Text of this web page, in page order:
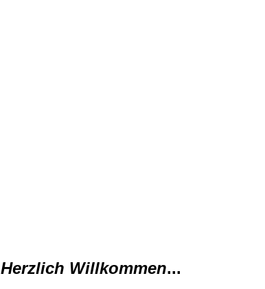
Herzlich Willkommen...